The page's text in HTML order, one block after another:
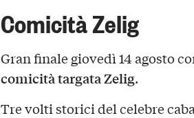
Comicità Zelig
Gran finale giovedì 14 agosto
comicità targata Zelig.
Tre volti storici del celebre